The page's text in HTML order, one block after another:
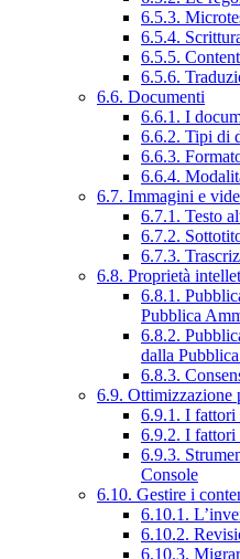
6.5.3.
6.5.4.
6.5.5.
6.5.6.
6.6. Documenti
6.6.1. I
6.6.2. Tipi di
6.6.3.
6.6.4.
6.7. Immagini e
6.7.1. Testo
6.7.2.
6.7.3.
6.8. Proprietà
6.8.1.
Pubblica
6.8.2.
dalla
6.8.3.
6.9. Ottimizzazione
6.9.1. I fattori
6.9.2. I fattori
6.9.3.
Console
6.10. Gestire i
6.10.1.
6.10.2.
6.10.3.